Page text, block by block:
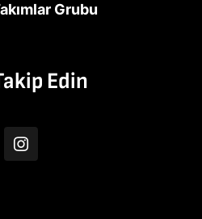
Grubu
Edin